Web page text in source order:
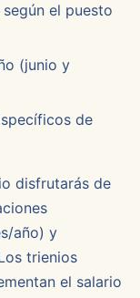
según el puesto
(junio y
de
disfrutarás de
año) y
trienios
el salario